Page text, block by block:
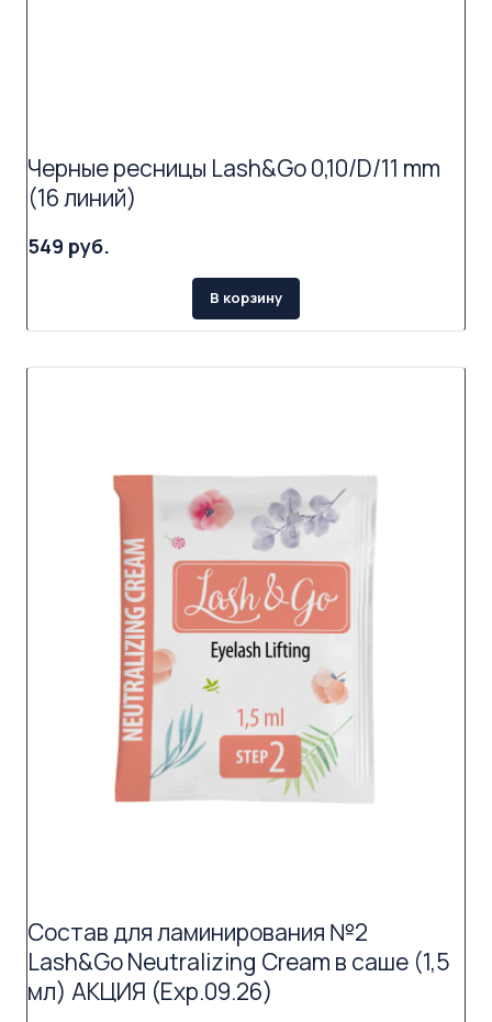
Черные ресницы Lash&Go 0,10/D/11 mm
(16 линий)
549 руб.
В корзину
Состав для ламинирования №2
Lash&Go Neutralizing Cream в саше (1,5
мл) АКЦИЯ (Exp.09.26)